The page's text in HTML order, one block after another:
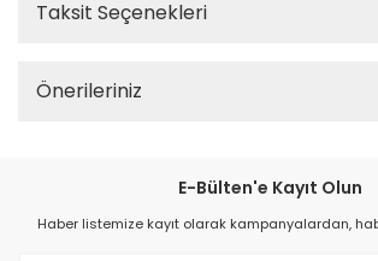
Taksit Seçenekleri
Önerileriniz
E-Bülten'e Kayıt Olun
Haber listemize kayıt olarak kampanyalardan,